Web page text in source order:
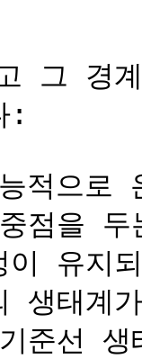
그 경
:
으로
점을
이 유지
생태계
준선